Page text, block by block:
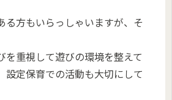
る方もいらっしゃいますが、そ
を重視して遊びの環境を整えて
設定保育での活動も大切にして